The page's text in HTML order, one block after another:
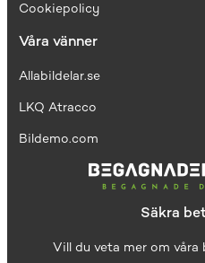
Cookiepolicy
Våra vänner
Allabildelar.se
LKQ Atracco
Bildemo.com
Säkra
Vill du veta mer om våra